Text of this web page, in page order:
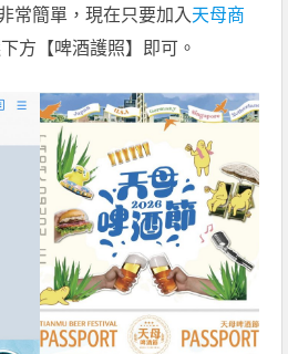
常簡單，現在只要加入 天母商
下方【啤酒護照】即可。